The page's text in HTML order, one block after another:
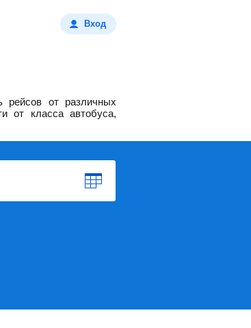
Вход
рейсов от различных
от класса автобуса,